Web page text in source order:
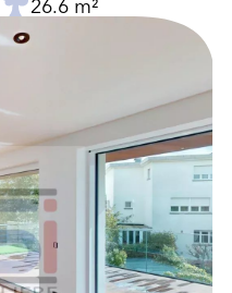
26.6 m²